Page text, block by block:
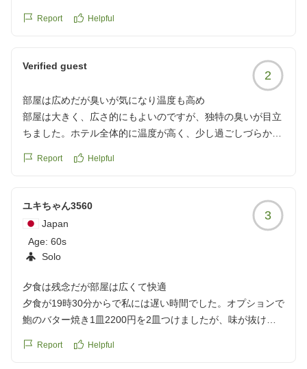
Report Helpful
Verified guest
2
部屋は広めだが臭いが気になり温度も高め
部屋は大きく、広さ的にもよいのですが、独特の臭いが目立
ちました。ホテル全体的に温度が高く、少し過ごしづらかっ
夕食はブッフェではありますが、先付けのボックスは美味し
reviewId=33123478581349
Report Helpful
ユキちゃん3560
Japan
Age: 60s
Solo
3
夕食は残念だが部屋は広くて快適
夕食が19時30分からで私には遅い時間でした。オプションで
鮑のバター焼き1皿2200円を2皿つけましたが、味が抜けて
すよ。
Report Helpful